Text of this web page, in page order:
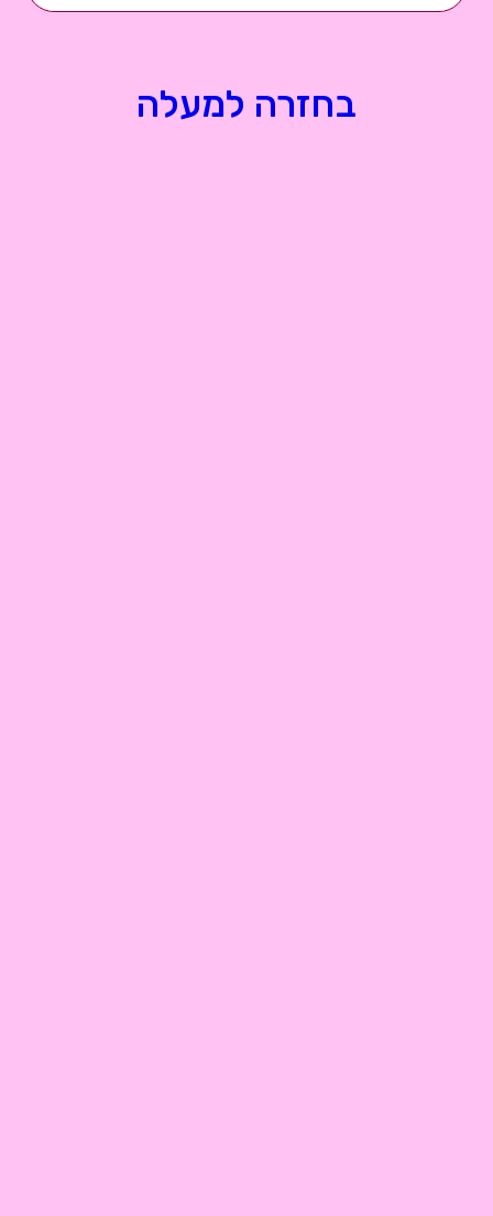
בחזרה למעלה